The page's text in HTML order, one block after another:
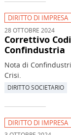
DIRITTO DI IMPRESA
28 OTTOBRE 2024
Correttivo
Confindustria
Nota di
Crisi.
DIRITTO SOCIETARIO
DIRITTO DI IMPRESA